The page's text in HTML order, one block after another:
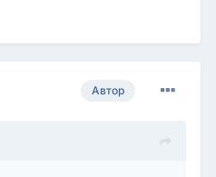
Автор